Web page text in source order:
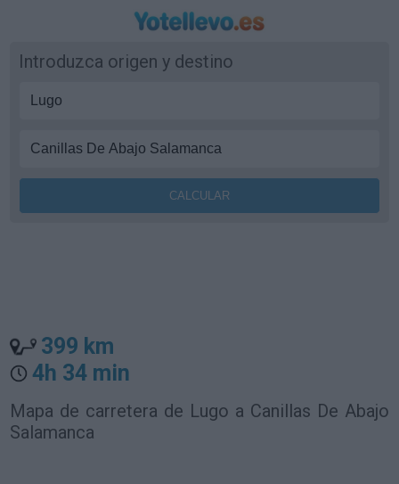
Introduzca origen y destino
399 km
4h 34 min
Mapa de carretera de Lugo a Canillas De Abajo
Salamanca